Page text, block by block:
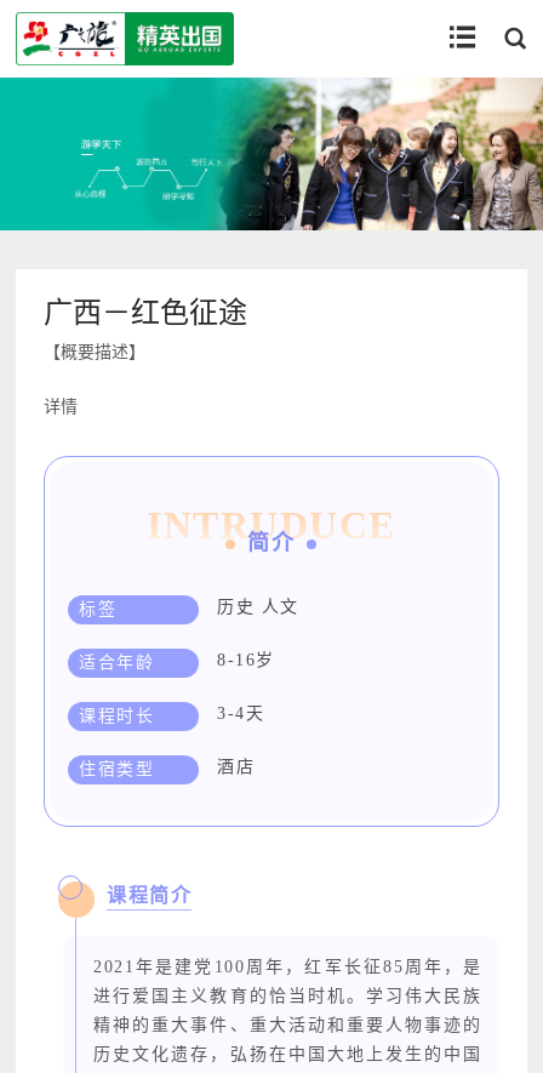
 
广西－红色征途
【概要描述】
详情
INTRUDUCE
简介
标签 历史 人文
适合年龄 8-16岁
课程时长 3-4天
住宿类型 酒店
课程简介
2021年是建党100周年，红军长征85周年，是
进行爱国主义教育的恰当时机。学习伟大民族
精神的重大事件、重大活动和重要人物事迹的
历史文化遗存，弘扬在中国大地上发生的中国